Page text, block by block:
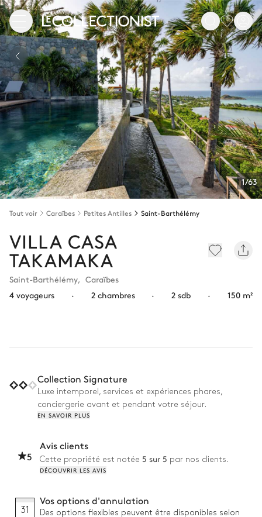
1/63
Tout voir Caraïbes Petites Antilles Saint-Barthélémy
VILLA CASA
TAKAMAKA
Saint-Barthélémy, Caraïbes
4 voyageurs
· 2 chambres · 2 sdb · 150 m²
Collection Signature
Luxe intemporel, services et expériences phares,
conciergerie avant et pendant votre séjour.
EN SAVOIR PLUS
5
Avis clients
Cette propriété est notée 5 sur 5 par nos clients.
DÉCOUVRIR LES AVIS
31
Vos options d'annulation
Des options flexibles peuvent être disponibles selon